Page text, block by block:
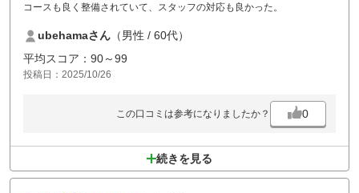
コースも良く整備されていて、スタッフの対応も良かった。
ubehamaさん （男性 / 60代）
平均スコア：90～99
投稿日：2025/10/26
この口コミは参考になりましたか？ 0
続きを見る